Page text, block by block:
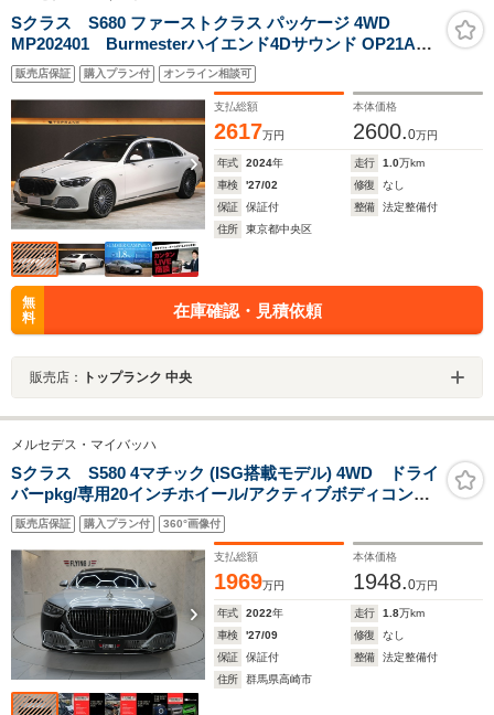
Sクラス S680 ファーストクラス パッケージ 4WD
MP202401 Burmesterハイエンド4Dサウンド OP21AW
茶革 エグゼクティブリアシート リアエンタメ パノラマ
SR ARナビ ワンオーナー 走行9600km
販売店保証 購入プラン付 オンライン相談可
支払総額
2617万円
本体価格
2600.0万円
年式 2024年 走行 1.0万km
車検
'27/02 修復
なし
保証
保証付 整備
法定整備付
住所
東京都中央区
無
料
在庫確認・見積依頼
販売店： トップランク 中央
メルセデス・マイバッハ
Sクラス S580 4マチック (ISG搭載モデル) 4WD ドライ
バーpkg/専用20インチホイール/アクティブボディコント
ロール/純正ナビ/地デジTV/360カメラ/HUD/3Dコクピット
ディスプレイ/アームレストヒーター/アンビエントライト/
スエード調ルーフライナー
販売店保証 購入プラン付 360°画像付
支払総額
1969万円
本体価格
1948.0万円
年式 2022年 走行 1.8万km
車検
'27/09 修復
なし
保証
保証付 整備
法定整備付
住所
群馬県高崎市